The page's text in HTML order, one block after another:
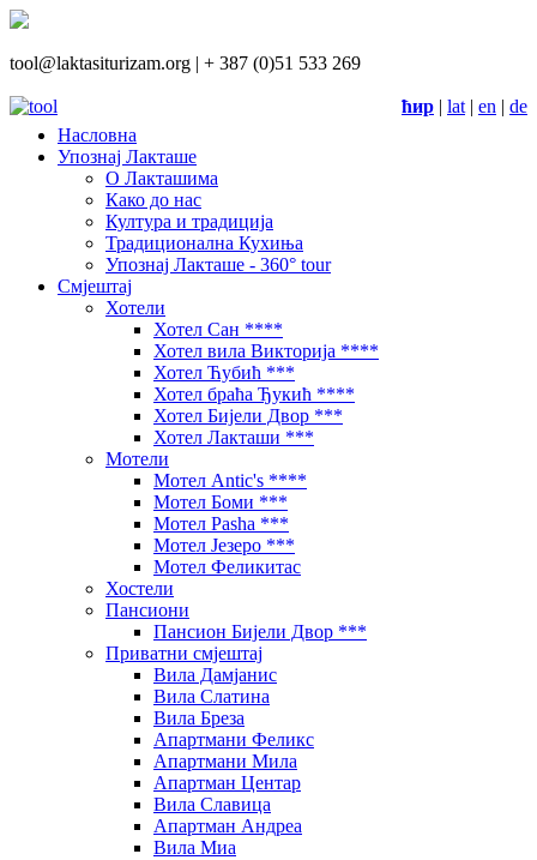
tool@laktasiturizam.org | + 387 (0)51 533 269
ћир | lat | en | de
Насловна
Упознај Лакташе
О Лакташима
Како до нас
Култура и традиција
Традиционална Кухиња
Упознај Лакташе - 360° tour
Смјештај
Хотели
Хотел Сан ****
Хотел вила Викторија ****
Хотел Ћубић ***
Хотел браћа Ђукић ****
Хотел Бијели Двор ***
Хотел Лакташи ***
Мотели
Мотел Antic's ****
Мотел Боми ***
Мотел Pasha ***
Мотел Језеро ***
Мотел Феликитас
Хостели
Пансиони
Пансион Бијели Двор ***
Приватни смјештај
Вила Дамјанис
Вила Слатина
Вила Бреза
Апартмани Феликс
Апартмани Мила
Апартман Центар
Вила Славица
Апартман Андреа
Вила Миа